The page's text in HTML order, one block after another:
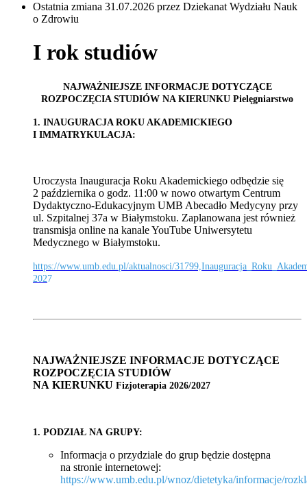
Ostatnia zmiana 31.07.2026 przez Dziekanat Wydziału Nauk
o Zdrowiu
I rok studiów
NAJWAŻNIEJSZE INFORMACJE DOTYCZĄCE
ROZPOCZĘCIA STUDIÓW NA KIERUNKU Pielęgniarstwo
1. INAUGURACJA ROKU AKADEMICKIEGO
I IMMATRYKULACJA:
Uroczysta Inauguracja Roku Akademickiego odbędzie się
2 października o godz. 11:00 w nowo otwartym Centrum
Dydaktyczno-Edukacyjnym UMB Abecadło Medycyny przy
ul. Szpitalnej 37a w Białymstoku. Zaplanowana jest również
transmisja online na kanale YouTube Uniwersytetu
Medycznego w Białymstoku.
https://www.umb.edu.pl/aktualnosci/
2027
NAJWAŻNIEJSZE INFORMACJE DOTYCZĄCE
ROZPOCZĘCIA STUDIÓW
NA KIERUNKU Fizjoterapia 2026/2027
1. PODZIAŁ NA GRUPY:
Informacja o przydziale do grup będzie dostępna
na stronie internetowej:
https://www.umb.edu.pl/wnoz/dietetyka/informacje/